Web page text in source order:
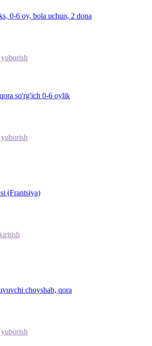
0-6 oy, bola uchun, 2 dona
so'rg'ich 0-6 oylik
(Frantsiya)
choyshab, qora